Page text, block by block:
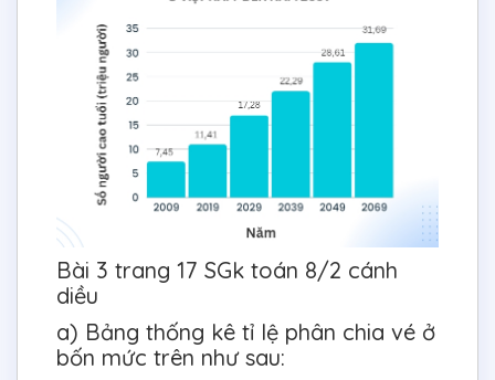
Bài 3 trang 17 SGk toán 8/2 cánh
diều
a) Bảng thống kê tỉ lệ phân chia vé ở
bốn mức trên như sau: